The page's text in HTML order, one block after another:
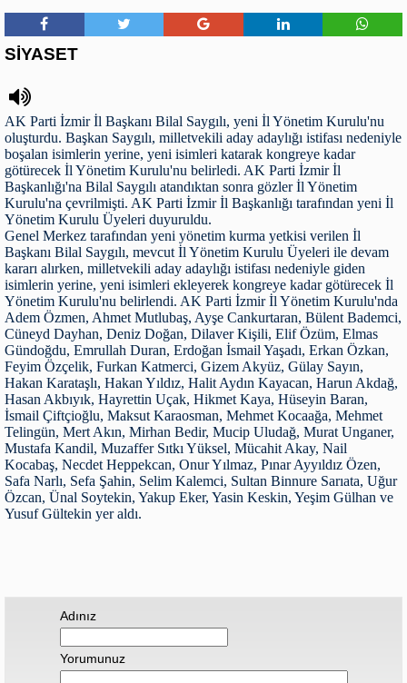
SİYASET
AK Parti İzmir İl Başkanı Bilal Saygılı, yeni İl Yönetim Kurulu'nu
oluşturdu. Başkan Saygılı, milletvekili aday adaylığı istifası nedeniyle
boşalan isimlerin yerine, yeni isimleri katarak kongreye kadar
götürecek İl Yönetim Kurulu'nu belirledi. AK Parti İzmir İl
Başkanlığı'na Bilal Saygılı atandıktan sonra gözler İl Yönetim
Kurulu'na çevrilmişti. AK Parti İzmir İl Başkanlığı tarafından yeni İl
Yönetim Kurulu Üyeleri duyuruldu.
Genel Merkez tarafından yeni yönetim kurma yetkisi verilen İl
Başkanı Bilal Saygılı, mevcut İl Yönetim Kurulu Üyeleri ile devam
kararı alırken, milletvekili aday adaylığı istifası nedeniyle giden
isimlerin yerine, yeni isimleri ekleyerek kongreye kadar götürecek İl
Yönetim Kurulu'nu belirlendi. AK Parti İzmir İl Yönetim Kurulu'nda
Adem Özmen, Ahmet Mutlubaş, Ayşe Cankurtaran, Bülent Bademci,
Cüneyd Dayhan, Deniz Doğan, Dilaver Kişili, Elif Özüm, Elmas
Gündoğdu, Emrullah Duran, Erdoğan İsmail Yaşadı, Erkan Özkan,
Feyim Özçelik, Furkan Katmerci, Gizem Akyüz, Gülay Sayın,
Hakan Karataşlı, Hakan Yıldız, Halit Aydın Kayacan, Harun Akdağ,
Hasan Akbıyık, Hayrettin Uçak, Hikmet Kaya, Hüseyin Baran,
İsmail Çiftçioğlu, Maksut Karaosman, Mehmet Kocaağa, Mehmet
Telingün, Mert Akın, Mirhan Bedir, Mucip Uludağ, Murat Unganer,
Mustafa Kandil, Muzaffer Sıtkı Yüksel, Mücahit Akay, Nail
Kocabaş, Necdet Heppekcan, Onur Yılmaz, Pınar Ayyıldız Özen,
Safa Narlı, Sefa Şahin, Selim Kalemci, Sultan Binnure Sarıata, Uğur
Özcan, Ünal Soytekin, Yakup Eker, Yasin Keskin, Yeşim Gülhan ve
Yusuf Gültekin yer aldı.
Adınız
Yorumunuz